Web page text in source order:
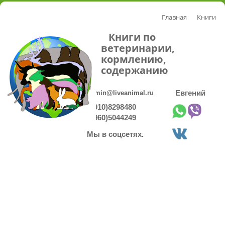
Главная Книги
Книги по
ветеринарии,
кормлению,
содержанию
admin@liveanimal.ru
Евгений
8(910)8298480
8(960)5044249
Мы в соцсетях.